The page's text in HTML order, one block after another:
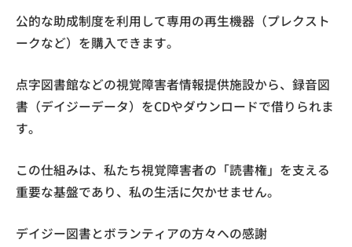
公的な助成制度を利用して専用の再生機器（プレクスト
ークなど）を購入できます。
点字図書館などの視覚障害者情報提供施設から、録音図
書（デイジーデータ）をCDやダウンロードで借りられま
す。
この仕組みは、私たち視覚障害者の「読書権」を支える
重要な基盤であり、私の生活に欠かせません。
デイジー図書とボランティアの方々への感謝